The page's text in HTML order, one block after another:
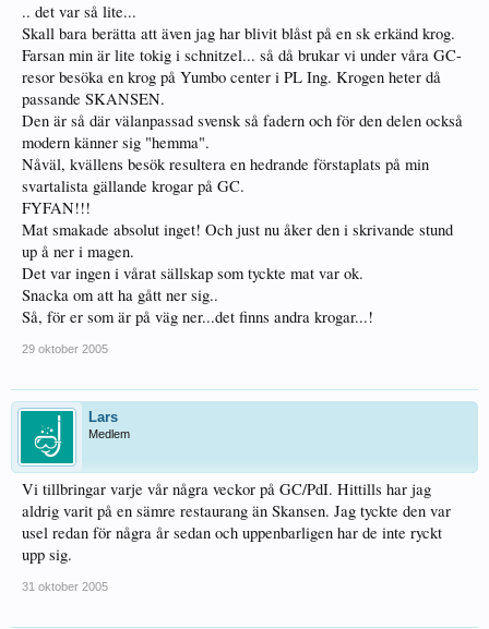
.. det var så lite...
Skall bara berätta att även jag har blivit blåst på en sk erkänd krog.
Farsan min är lite tokig i schnitzel... så då brukar vi under våra GC-
resor besöka en krog på Yumbo center i PL Ing. Krogen heter då
passande SKANSEN.
Den är så där välanpassad svensk så fadern och för den delen också
modern känner sig "hemma".
Nåväl, kvällens besök resultera en hedrande förstaplats på min
svartalista gällande krogar på GC.
FYFAN!!!
Mat smakade absolut inget! Och just nu åker den i skrivande stund
up å ner i magen.
Det var ingen i vårat sällskap som tyckte mat var ok.
Snacka om att ha gått ner sig..
Så, för er som är på väg ner...det finns andra krogar...!
29 oktober 2005
Lars
Medlem
Vi tillbringar varje vår några veckor på GC/PdI. Hittills har jag
aldrig varit på en sämre restaurang än Skansen. Jag tyckte den var
usel redan för några år sedan och uppenbarligen har de inte ryckt
upp sig.
31 oktober 2005